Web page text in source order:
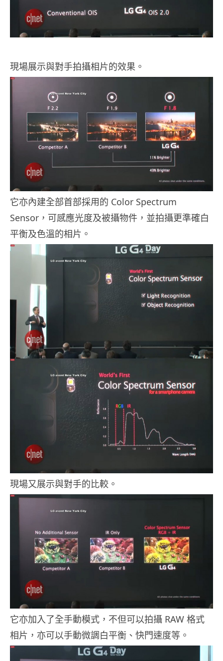
現場展示與對手拍攝相片的效果。
它亦內建全部首部採用的 Color Spectrum
Sensor，可感應光度及被攝物件，並拍攝更準確白
平衡及色溫的相片。
現場又展示與對手的比較。
它亦加入了全手動模式，不但可以拍攝 RAW 格式
相片，亦可以手動微調白平衡、快門速度等。